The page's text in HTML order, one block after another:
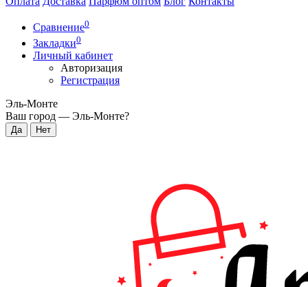
Сравнение0
Закладки0
Личный кабинет
Авторизация
Регистрация
Эль-Монте
Ваш город — Эль-Монте?